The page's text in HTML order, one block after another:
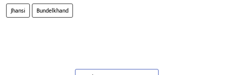
Jhansi Bundelkhand